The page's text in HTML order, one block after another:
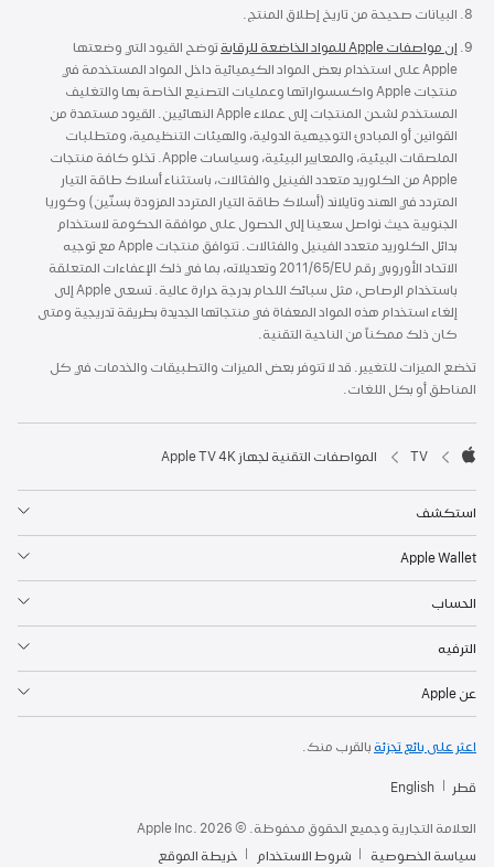
البيانات صحيحة من تاريخ إطلاق المنتج.
إن مواصفات Apple للمواد الخاضعة للرقابة
توضح القيود التي وضعتها
Apple على استخدام بعض المواد الكيميائية داخل المواد المستخدمة في
منتجات Apple واكسسواراتها وعمليات التصنيع الخاصة بها والتغليف
المستخدم لشحن المنتجات إلى عملاء Apple النهائيين. القيود مستمدة من
القوانين أو المبادئ التوجيهية الدولية، والهيئات التنظيمية، ومتطلبات
الملصقات البيئية، والمعايير البيئية، وسياسات Apple. تخلو كافة منتجات
Apple من الكلوريد متعدد الفينيل والفثالات، باستثناء أسلاك طاقة التيار
المتردد في الهند وتايلاند (أسلاك طاقة التيار المتردد المزودة بسنّين) وكوريا
الجنوبية حيث نواصل سعينا إلى الحصول على موافقة الحكومة لاستخدام
بدائل الكلوريد متعدد الفينيل والفثالات. تتوافق منتجات Apple مع توجيه
الاتحاد الأوروبي رقم 2011‎/65/EU وتعديلاته، بما في ذلك الإعفاءات المتعلقة
باستخدام الرصاص، مثل سبائك اللحام بدرجة حرارة عالية. تسعى Apple إلى
إلغاء استخدام هذه المواد المعفاة في منتجاتها الجديدة بطريقة تدريجية ومتى
كان ذلك ممكناً من الناحية التقنية.
تخضع الميزات للتغيير. قد لا تتوفر بعض الميزات والتطبيقات والخدمات في كل
المناطق أو بكل اللغات.

TV المواصفات التقنية لجهاز Apple TV 4K‏
استكشف
Apple Wallet
الحساب
الترفيه
عن Apple
اعثر على بائع تجزئة بالقرب منك.
قطر English
العلامة التجارية وجميع الحقوق محفوظة. © 2026 ‏.Apple Inc
سياسة الخصوصية
شروط الاستخدام خريطة الموقع